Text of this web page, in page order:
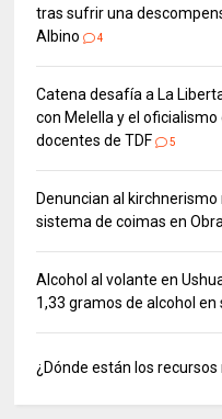
tras sufrir una
Albino
4
Catena desafía a La
con Melella y el
docentes de TDF
5
Denuncian al
sistema de coimas en
Alcohol al volante en
1,33 gramos de alcohol en
¿Dónde están los